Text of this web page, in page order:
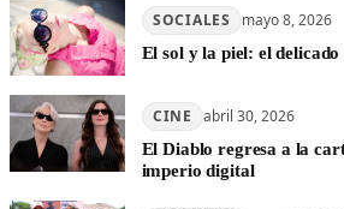
SOCIALES mayo 8, 2026
El sol y la piel: el
CINE abril 30, 2026
El Diablo regresa a la
imperio digital